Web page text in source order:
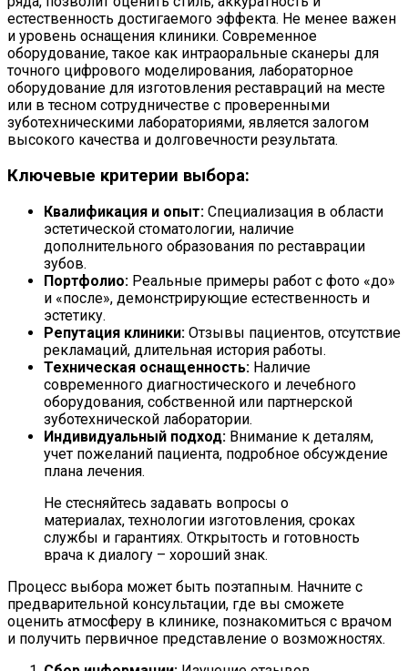
естественность достигаемого эффекта. Не менее важен
и уровень оснащения клиники. Современное
оборудование, такое как интраоральные сканеры для
точного цифрового моделирования, лабораторное
оборудование для изготовления реставраций на месте
или в тесном сотрудничестве с проверенными
зуботехническими лабораториями, является залогом
высокого качества и долговечности результата.
Ключевые критерии выбора:
Квалификация и опыт: Специализация в области
эстетической стоматологии, наличие
дополнительного образования по реставрации
зубов.
Портфолио: Реальные примеры работ с фото «до»
и «после», демонстрирующие естественность и
эстетику.
Репутация клиники: Отзывы пациентов, отсутствие
рекламаций, длительная история работы.
Техническая оснащенность: Наличие
современного диагностического и лечебного
оборудования, собственной или партнерской
зуботехнической лаборатории.
Индивидуальный подход: Внимание к деталям,
учет пожеланий пациента, подробное обсуждение
плана лечения.
Не стесняйтесь задавать вопросы о
материалах, технологии изготовления, сроках
службы и гарантиях. Открытость и готовность
врача к диалогу – хороший знак.
Процесс выбора может быть поэтапным. Начните с
предварительной консультации, где вы сможете
оценить атмосферу в клинике, познакомиться с врачом
и получить первичное представление о возможностях.